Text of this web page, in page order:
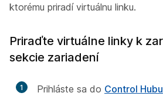
ktorému priradí virtuálnu linku.
Priraďte virtuálne linky k
sekcie zariadení
1 Prihláste sa do Control Hubu